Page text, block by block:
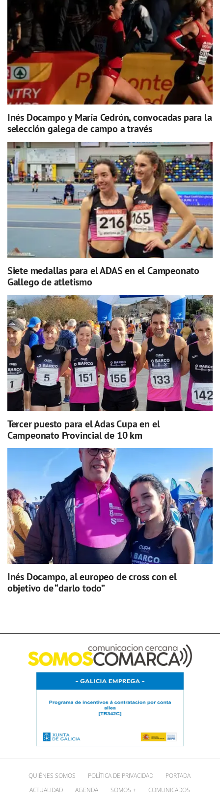
Inés Docampo y María Cedrón, convocadas para la
selección galega de campo a través
Siete medallas para el ADAS en el Campeonato
Gallego de atletismo
Tercer puesto para el Adas Cupa en el
Campeonato Provincial de 10 km
Inés Docampo, al europeo de cross con el
objetivo de “darlo todo”
QUIÉNES SOMOS POLÍTICA DE PRIVACIDAD
PORTADA
ACTUALIDAD
AGENDA SOMOS + COMUNICADOS